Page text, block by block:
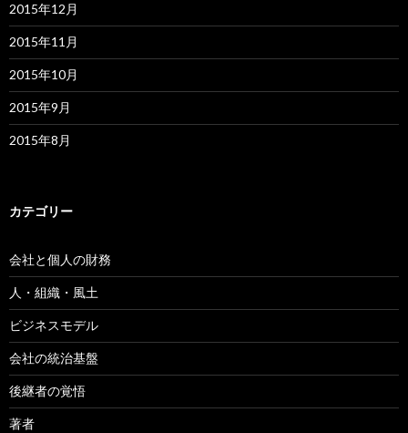
2015年12月
2015年11月
2015年10月
2015年9月
2015年8月
カテゴリー
会社と個人の財務
人・組織・風土
ビジネスモデル
会社の統治基盤
後継者の覚悟
著者